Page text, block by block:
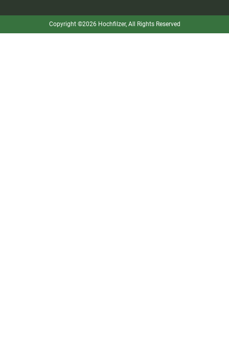
Copyright ©2026 Hochfilzer, All Rights Reserved